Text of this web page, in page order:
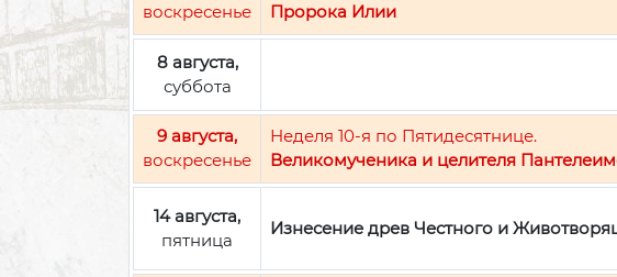
воскресенье
Пророка Илии
8 августа,
суббота
9 августа,
воскресенье
Неделя 10-я по Пятидесятнице.
Великомученика и целителя
14 августа,
пятница
Изнесение древ Честного и